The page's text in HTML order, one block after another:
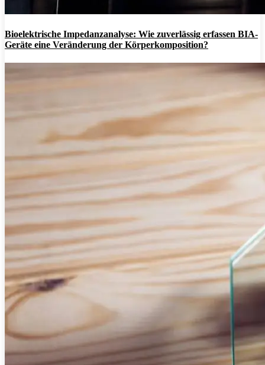
Bioelektrische Impedanzanalyse: Wie zuverlässig erfassen BIA-
Geräte eine Veränderung der Körperkomposition?